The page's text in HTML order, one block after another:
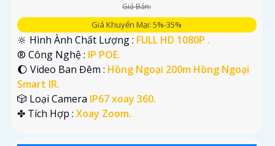
Giá Bán:
Giá Khuyến Mại: 5%-35%
🔆 Hình Ành Chất Lượng : FULL HD 1080P .
®️ Công Nghệ : IP POE.
🌔 Video Ban Đêm : Hồng Ngoại 200m Hồng Ngoại
Smart IR.
🎲 Loại Camera IP67 xoay 360.
️✤ Tích Hợp : Xoay Zoom.